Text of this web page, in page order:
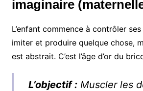
imaginaire
L’enfant commence à contrôler
imiter et produire quelque chose,
est abstrait. C’est l’âge d’or du
L’objectif :Muscler les